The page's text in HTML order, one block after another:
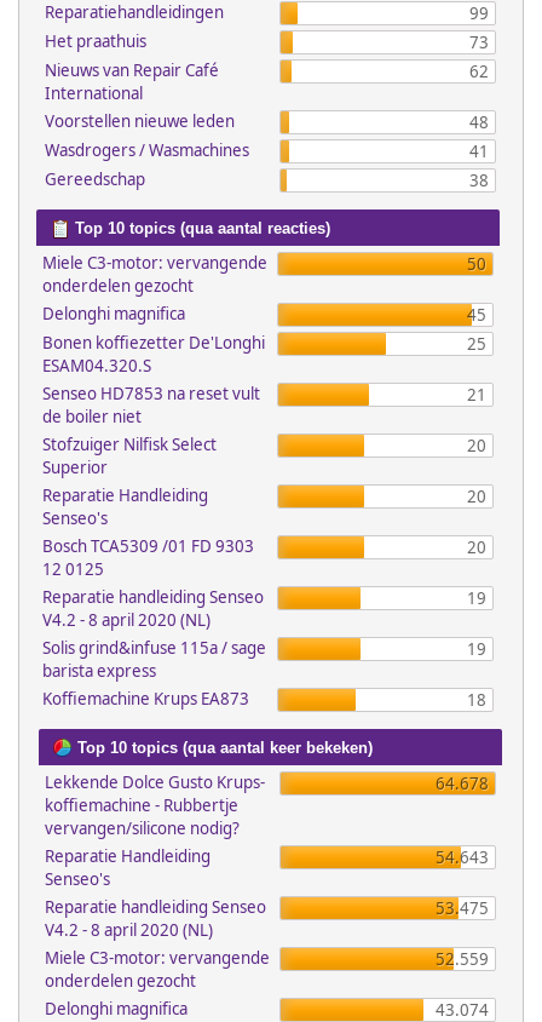
Reparatiehandleidingen
99
Het praathuis
73
Nieuws van Repair Café
International
62
Voorstellen nieuwe leden
48
Wasdrogers / Wasmachines
41
Gereedschap
38
Top 10 topics (qua aantal reacties)
Miele C3-motor: vervangende
onderdelen gezocht
50
Delonghi magnifica
45
Bonen koffiezetter De'Longhi
ESAM04.320.S
25
Senseo HD7853 na reset vult
de boiler niet
21
Stofzuiger Nilfisk Select
Superior
20
Reparatie Handleiding
Senseo's
20
Bosch TCA5309 /01 FD 9303
12 0125
20
Reparatie handleiding Senseo
V4.2 - 8 april 2020 (NL)
19
Solis grind&infuse 115a / sage
barista express
19
Koffiemachine Krups EA873 18
Top 10 topics (qua aantal keer bekeken)
Lekkende Dolce Gusto Krups-
koffiemachine - Rubbertje
vervangen/silicone nodig?
64.678
Reparatie Handleiding
Senseo's
54.643
Reparatie handleiding Senseo
V4.2 - 8 april 2020 (NL)
53.475
Miele C3-motor: vervangende
onderdelen gezocht
52.559
Delonghi magnifica
43.074